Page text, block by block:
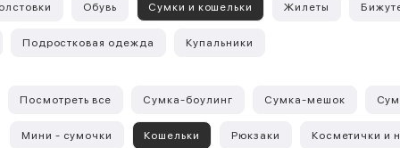
Обувь Сумки и кошельки Жилеты
Подростковая одежда Купальники
Посмотреть все Сумка-боулинг Сумка-мешок
Мини - сумочки Кошельки Рюкзаки Косметички и